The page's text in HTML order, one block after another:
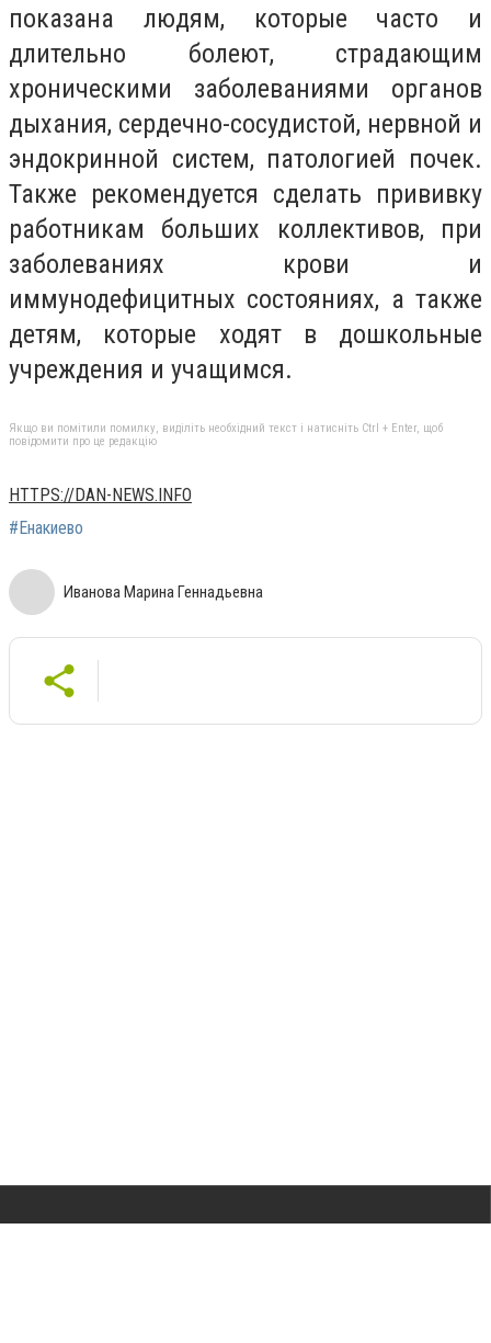
показана людям, которые часто и
длительно болеют, страдающим
хроническими заболеваниями органов
дыхания, сердечно-сосудистой, нервной и
эндокринной систем, патологией почек.
Также рекомендуется сделать прививку
работникам больших коллективов, при
заболеваниях крови и
иммунодефицитных состояниях, а также
детям, которые ходят в дошкольные
учреждения и учащимся.
Якщо ви помітили помилку, виділіть необхідний текст і натисніть Ctrl + Enter, щоб
повідомити про це редакцію
HTTPS://DAN-NEWS.INFO
#Енакиево
Иванова Марина Геннадьевна